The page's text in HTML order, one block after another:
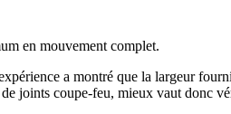
en mouvement complet.
a montré que la largeur
joints coupe-feu, mieux vaut donc